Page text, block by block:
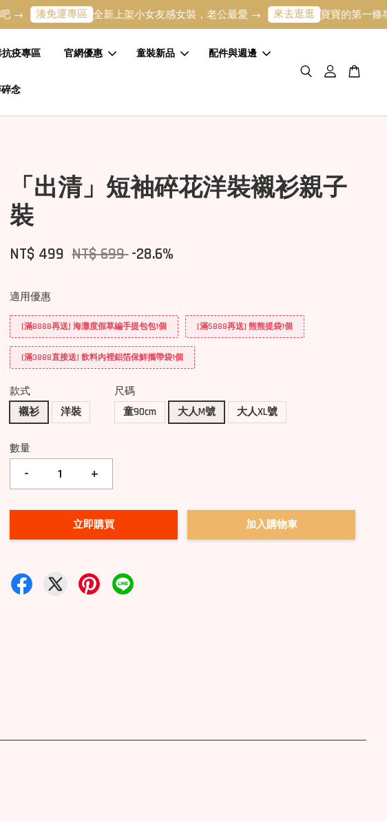
免運專區 全新上架小女友感女裝，老公最愛 → 來去逛逛 寶寶的第一條專屬繡
疫專區 官網優惠 童裝新品 配件與週邊
碎念
「出清」短袖碎花洋裝襯衫親子
裝
NT$ 499 NT$ 699-28.6%
適用優惠
[滿8888再送] 海灘度假草編手提包包1個 [滿5888再送] 熊熊提袋1個
[滿3888直接送] 飲料內裡鋁箔保鮮攜帶袋1個
款式
襯衫
洋裝
尺碼
童90cm
大人M號 大人XL號
數量
- +
立即購買 加入購物車